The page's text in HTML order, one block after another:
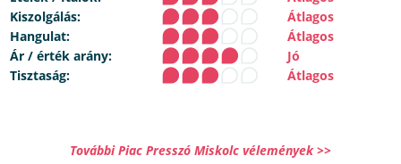
Kiszolgálás:
Átlagos
Hangulat:
Átlagos
Ár / érték arány:
Jó
Tisztaság:
Átlagos
További Piac Presszó Miskolc vélemények >>